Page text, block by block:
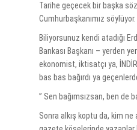
Tarihe geçecek bir başka
Cumhurbaşkanımız söylüyor.
Biliyorsunuz kendi atadığı
Bankası Başkanı – yerden
ekonomist, iktisatçı ya,
bas bas bağırdı ya
” Sen bağımsızsan, ben de
Sonra alkış koptu da, kim